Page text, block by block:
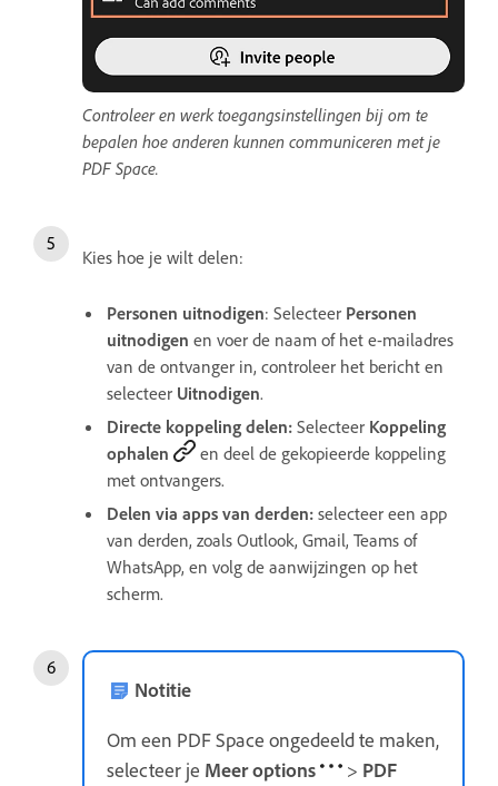
Controleer en werk toegangsinstellingen bij om te
bepalen hoe anderen kunnen communiceren met je
PDF Space.
Kies hoe je wilt delen:
Personen uitnodigen: Selecteer Personen
uitnodigen en voer de naam of het e-mailadres
van de ontvanger in, controleer het bericht en
selecteer Uitnodigen.
Directe koppeling delen: Selecteer Koppeling
ophalen
en deel de gekopieerde koppeling
met ontvangers.
Delen via apps van derden: selecteer een app
van derden, zoals Outlook, Gmail, Teams of
WhatsApp, en volg de aanwijzingen op het
scherm.
Notitie
Om een PDF Space ongedeeld te maken,
selecteer je Meer options > PDF